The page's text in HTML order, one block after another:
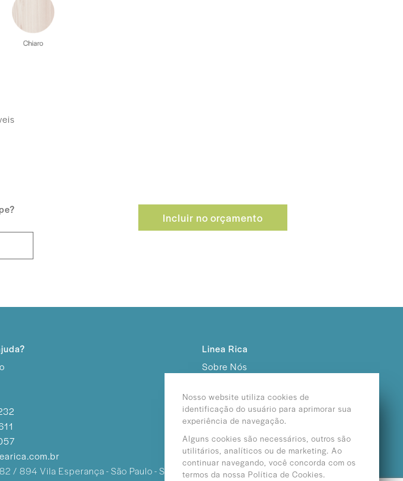
Incluir no orçamento
/ 894Vila Esperança - São Paulo - SP /
Linea Rica
Sobre Nós
Nosso website utiliza cookies de
identificação do usuário para aprimorar sua
experiência de navegação.
Alguns cookies são necessários, outros são
utilitários, analíticos ou de marketing. Ao
continuar navegando, você concorda com os
termos da nossa Política de Cookies.